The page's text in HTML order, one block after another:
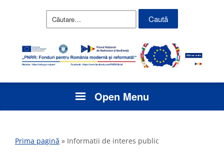
Caută
Open Menu
Prima pagină » Informatii de interes public